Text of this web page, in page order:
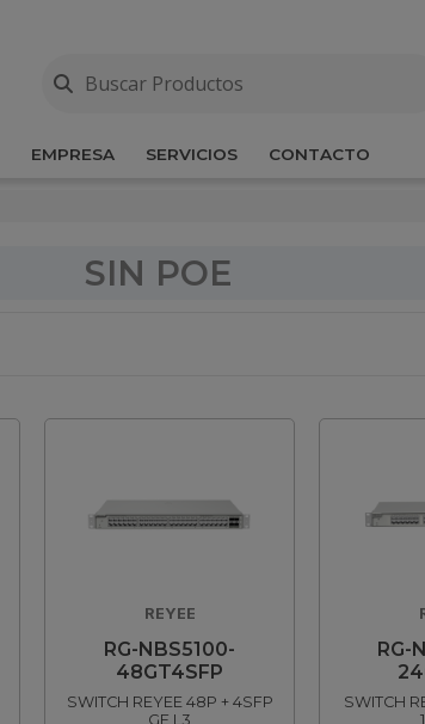
EMPRESA SERVICIOS CONTACTO
SIN POE
REYEE
RG-NBS5100-
48GT4SFP
SWITCH REYEE 48P + 4SFP
GE L3
RG-
SWITCH